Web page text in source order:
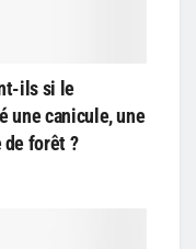
ils si le
une canicule, une
forêt ?